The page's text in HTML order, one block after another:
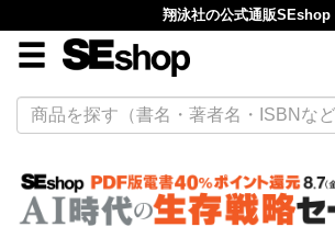
翔泳社の公式通販SEshop